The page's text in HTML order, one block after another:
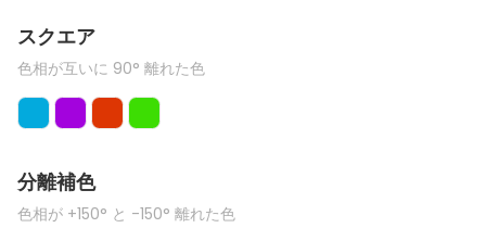
スクエア
色相が互いに 90° 離れた色
分離補色
色相が +150° と -150° 離れた色